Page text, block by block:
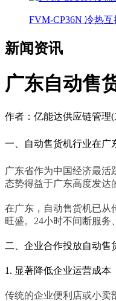
FVM-CP36N 冷热
新闻资讯
广东自动售
作者：亿能达供应链管理(
一、自动售货机行业在广
广东省作为中国经济最
态势得益于广东高度发达
在广东，自动售货机已从
旺盛。 24小时不间断服务
二、企业合作投放自动售
1. 显著降低企业运营成本
传统的企业便利店或小卖